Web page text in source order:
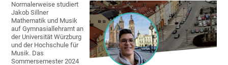
Normalerweise studiert
Jakob Sillner
Mathematik und Musik
auf Gymnasiallehramt an
der Universität Würzburg
und der Hochschule für
Musik. Das
Sommersemester 2024